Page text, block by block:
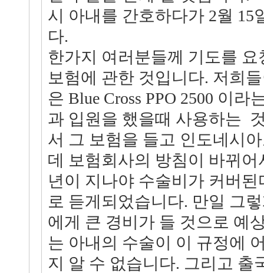
시 아내를 간호하다가 2월 15
다.
한가지 여러분들께 기도를
보험에 관한 것입니다. 저희
은 Blue Cross PPO 2500 이라
과 입원을 했을때 사용하는
서 그 보험을 들고 인도네시
데 보험회사의 방침이 바뀌어
년이 지나야 수술비가 커버
로 듣게되었습니다. 만일 그
에게 큰 경비가 들 것으로 예
는 아내의 수술이 이 규정에
지 알 수 없습니다. 그리고 출